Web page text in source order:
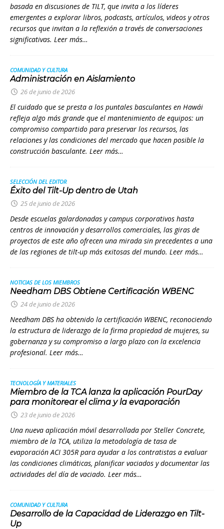
basada en discusiones de TILT, que invita a los líderes
emergentes a explorar libros, podcasts, artículos, videos y otros
recursos que invitan a la reflexión a través de conversaciones
significativas. Leer más…
COMUNIDAD Y CULTURA
Administración en Aislamiento
26 de junio de 2026
El cuidado que se presta a los puntales basculantes en Hawái
refleja algo más grande que el mantenimiento de equipos: un
compromiso compartido para preservar los recursos, las
relaciones y las condiciones del mercado que hacen posible la
construcción basculante. Leer más…
SELECCIÓN DEL EDITOR
Éxito del Tilt-Up dentro de Utah
25 de junio de 2026
Desde escuelas galardonadas y campus corporativos hasta
centros de innovación y desarrollos comerciales, las giras de
proyectos de este año ofrecen una mirada sin precedentes a una
de las regiones de tilt-up más exitosas del mundo. Leer más…
NOTICIAS DE LOS MIEMBROS
Needham DBS Obtiene Certificación WBENC
24 de junio de 2026
Needham DBS ha obtenido la certificación WBENC, reconociendo
la estructura de liderazgo de la firma propiedad de mujeres, su
gobernanza y su compromiso a largo plazo con la excelencia
profesional. Leer más…
TECNOLOGÍA Y MATERIALES
Miembro de la TCA lanza la aplicación PourDay
para monitorear el clima y la evaporación
23 de junio de 2026
Una nueva aplicación móvil desarrollada por Steller Concrete,
miembro de la TCA, utiliza la metodología de tasa de
evaporación ACI 305R para ayudar a los contratistas a evaluar
las condiciones climáticas, planificar vaciados y documentar las
actividades del día de vaciado. Leer más…
COMUNIDAD Y CULTURA
Desarrollo de la Capacidad de Liderazgo en Tilt-
Up